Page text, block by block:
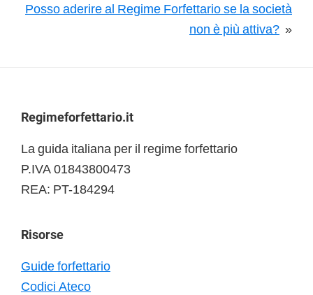
Posso aderire al Regime Forfettario se la società
non è più attiva? »
Footer
Regimeforfettario.it
La guida italiana per il regime forfettario
P.IVA 01843800473
REA: PT-184294
Risorse
Guide forfettario
Codici Ateco